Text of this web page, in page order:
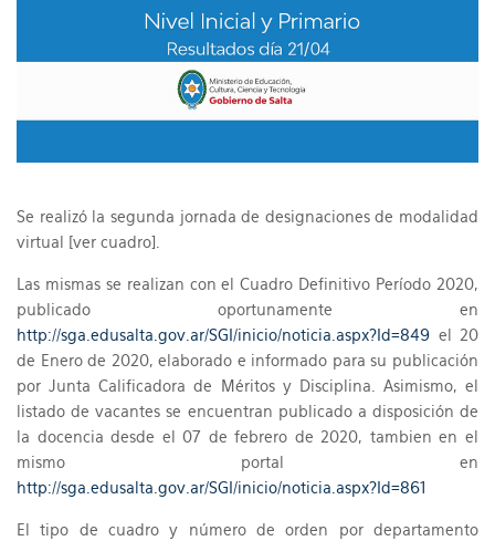
Se realizó la segunda jornada de designaciones de modalidad
virtual [ver cuadro].
Las mismas se realizan con el Cuadro Definitivo Período 2020,
publicado oportunamente en
http://sga.edusalta.gov.ar/SGI/inicio/noticia.aspx?Id=849 el 20
de Enero de 2020, elaborado e informado para su publicación
por Junta Calificadora de Méritos y Disciplina. Asimismo, el
listado de vacantes se encuentran publicado a disposición de
la docencia desde el 07 de febrero de 2020, tambien en el
mismo portal en
http://sga.edusalta.gov.ar/SGI/inicio/noticia.aspx?Id=861
El tipo de cuadro y número de orden por departamento